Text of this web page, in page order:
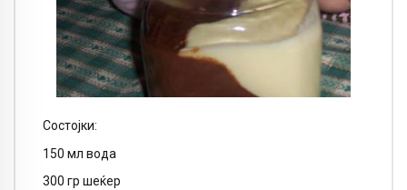
Состојки:
150 мл вода
300 гр шеќер